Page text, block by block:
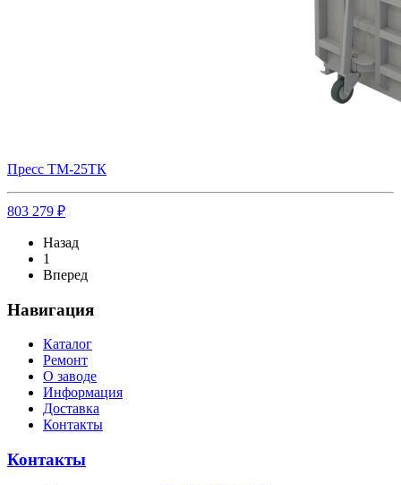
Пресс ТМ-25ТК
803 279 ₽
Назад
1
Вперед
Навигация
Каталог
Ремонт
О заводе
Информация
Доставка
Контакты
Контакты